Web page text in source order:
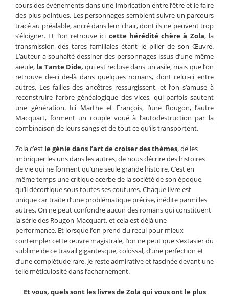
cours des événements dans une imbrication entre l’être et le faire
des plus pointues. Les personnages semblent suivre un parcours
tracé au préalable, ancré dans leur chair, dont ils ne peuvent trop
s’éloigner. Et l’on retrouve ici cette hérédité chère à Zola, la
transmission des tares familiales étant le pilier de son Œuvre.
L’auteur a souhaité dessiner des personnages issus d’une même
aïeule, la Tante Dide, qui est recluse dans un asile, mais que l’on
retrouve de-ci de-là dans quelques romans, dont celui-ci entre
autres. Les failles des ancêtres ressurgissent, et l’on s’amuse à
reconstruire l’arbre généalogique des vices, qui parfois sautent
une génération. Ici Marthe et François, l’une Rougon, l’autre
Macquart, forment un couple voué à l’autodestruction par la
combinaison de leurs sangs et de tout ce qu’ils transportent.
Zola c’est le génie dans l’art de croiser des thèmes, de les
imbriquer les uns dans les autres, de nous décrire des histoires
de vie qui ne forment qu’une seule grande histoire. C’est en
même temps une critique acerbe de la société de son époque,
qu’il décortique sous toutes ses coutures. Chaque livre est
unique car traite d’une problématique précise, inédite parmi les
autres. On ne peut confondre aucun des romans qui constituent
la série des Rougon-Macquart, et cela est déjà une
performance. Et lorsque l’on prend du recul pour mieux
contempler cette œuvre magistrale, l’on ne peut que s’extasier du
sublime de ce travail gigantesque, colossal, d’une perfection et
d’une complétude rare. Je reste admirative et fascinée devant une
telle méticulosité dans l’acharnement.
Et vous, quels sont les livres de Zola qui vous ont le plus